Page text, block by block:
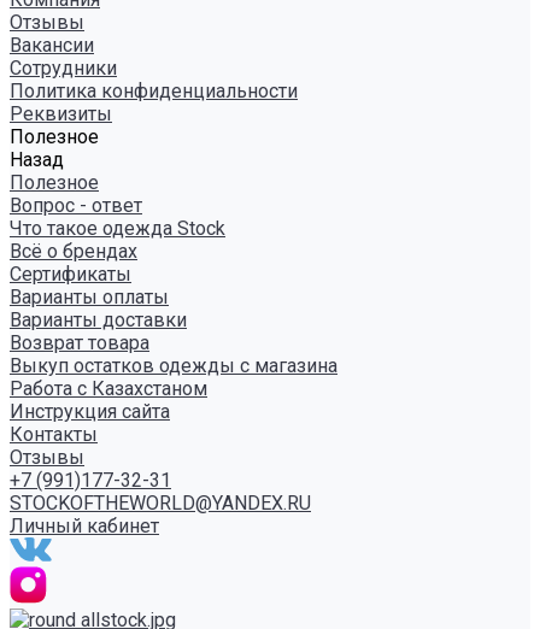
Отзывы
Вакансии
Сотрудники
Политика конфиденциальности
Реквизиты
Полезное
Назад
Полезное
Вопрос - ответ
Что такое одежда Stock
Всё о брендах
Сертификаты
Варианты оплаты
Варианты доставки
Возврат товара
Выкуп остатков одежды с магазина
Работа с Казахстаном
Инструкция сайта
Контакты
Отзывы
+7 (991)177-32-31
STOCKOFTHEWORLD@YANDEX.RU
Личный кабинет